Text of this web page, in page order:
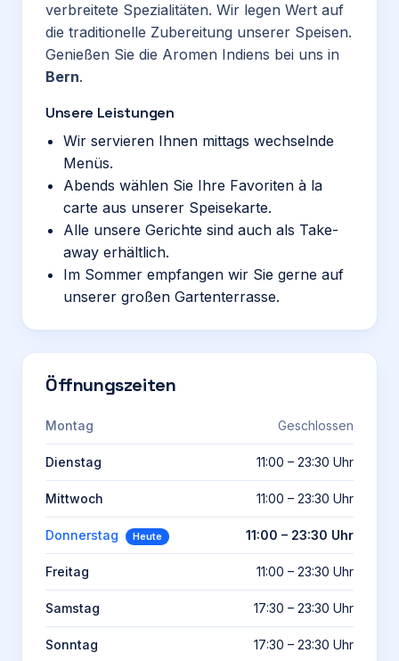
verbreitete Spezialitäten. Wir legen Wert auf
die traditionelle Zubereitung unserer Speisen.
Genießen Sie die Aromen Indiens bei uns in
Bern.
Unsere Leistungen
Wir servieren Ihnen mittags wechselnde
Menüs.
Abends wählen Sie Ihre Favoriten à la
carte aus unserer Speisekarte.
Alle unsere Gerichte sind auch als Take-
away erhältlich.
Im Sommer empfangen wir Sie gerne auf
unserer großen Gartenterrasse.
Öffnungszeiten
Montag Geschlossen
Dienstag 11:00 – 23:30 Uhr
Mittwoch 11:00 – 23:30 Uhr
Donnerstag Heute 11:00 – 23:30 Uhr
Freitag 11:00 – 23:30 Uhr
Samstag 17:30 – 23:30 Uhr
Sonntag 17:30 – 23:30 Uhr